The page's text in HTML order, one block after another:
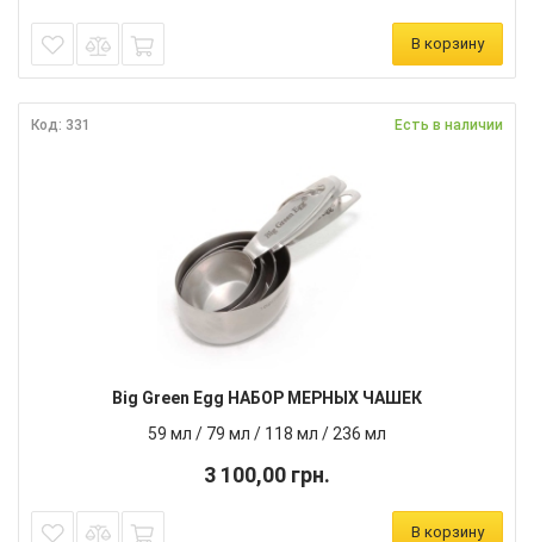
В корзину
Код: 331 Есть в наличии
Big Green Egg НАБОР МЕРНЫХ ЧАШЕК
59 мл / 79 мл / 118 мл / 236 мл
3 100,00 грн.
В корзину